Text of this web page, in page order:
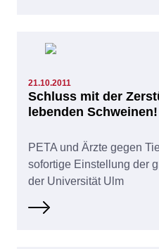
21.10.2011
Schluss mit der
lebenden Schweinen!
PETA und Ärzte gegen
sofortige Einstellung der
der Universität Ulm